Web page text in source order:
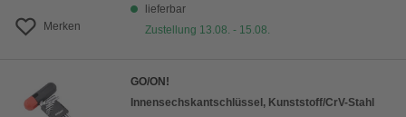
Merken
lieferbar
Zustellung 13.08. - 15.08.
GO/ON!
Innensechskantschlüssel, Kunststoff/CrV-Stahl